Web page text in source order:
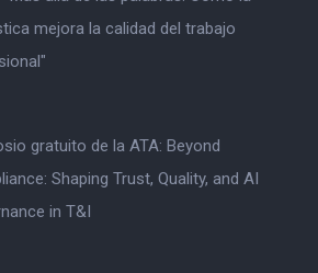
mejora la calidad del trabajo
gratuito de la ATA: Beyond
Shaping Trust, Quality, and AI
in T&I